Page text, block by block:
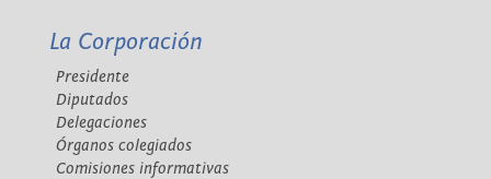
La Corporación
Presidente
Diputados
Delegaciones
Órganos colegiados
Comisiones informativas